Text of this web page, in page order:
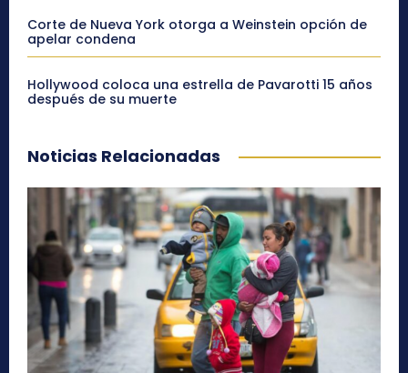
Corte de Nueva York otorga a Weinstein opción de
apelar condena
Hollywood coloca una estrella de Pavarotti 15 años
después de su muerte
Noticias Relacionadas